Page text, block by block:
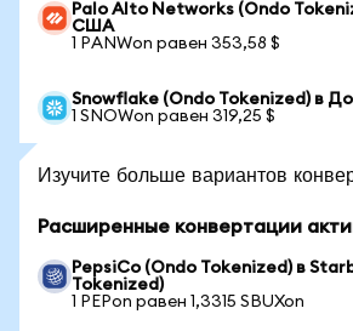
Palo Alto Networks (Ondo
США
1 PANWon равен 353,58 $
Snowflake (Ondo Tokenized) в
1 SNOWon равен 319,25 $
Изучите больше вариантов
Расширенные конвертации
PepsiCo (Ondo Tokenized) в
Tokenized)
1 PEPon равен 1,3315 SBUXon